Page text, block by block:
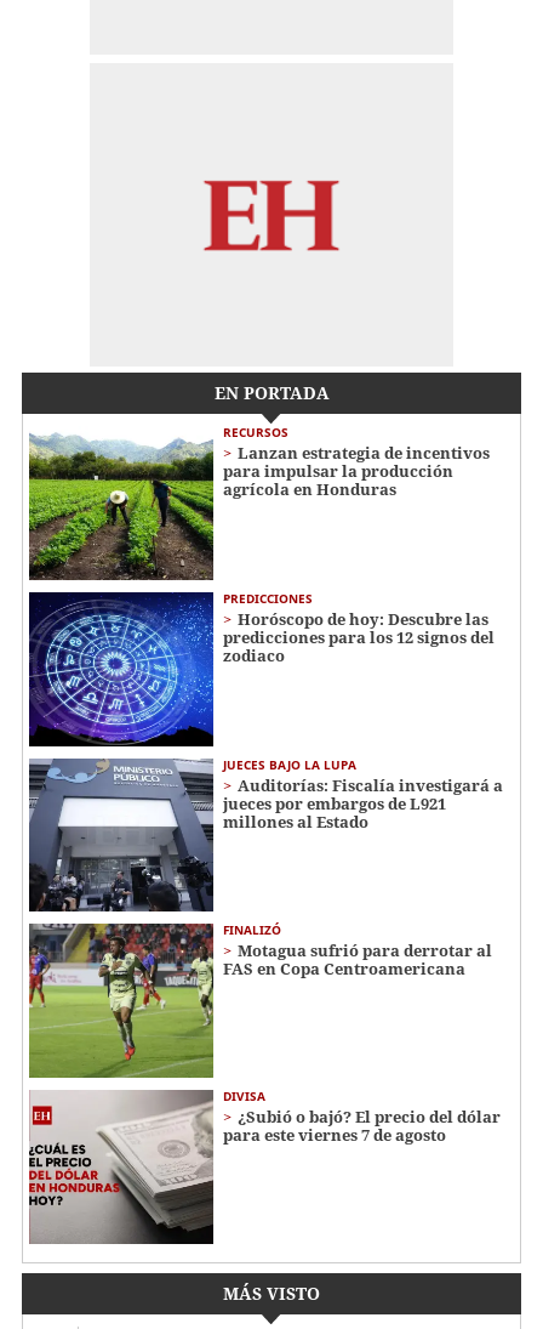
EN PORTADA
RECURSOS
Lanzan estrategia de incentivos
para impulsar la producción
agrícola en Honduras
PREDICCIONES
Horóscopo de hoy: Descubre las
predicciones para los 12 signos del
zodiaco
JUECES BAJO LA LUPA
Auditorías: Fiscalía investigará a
jueces por embargos de L921
millones al Estado
FINALIZÓ
Motagua sufrió para derrotar al
FAS en Copa Centroamericana
DIVISA
¿Subió o bajó? El precio del dólar
para este viernes 7 de agosto
MÁS VISTO